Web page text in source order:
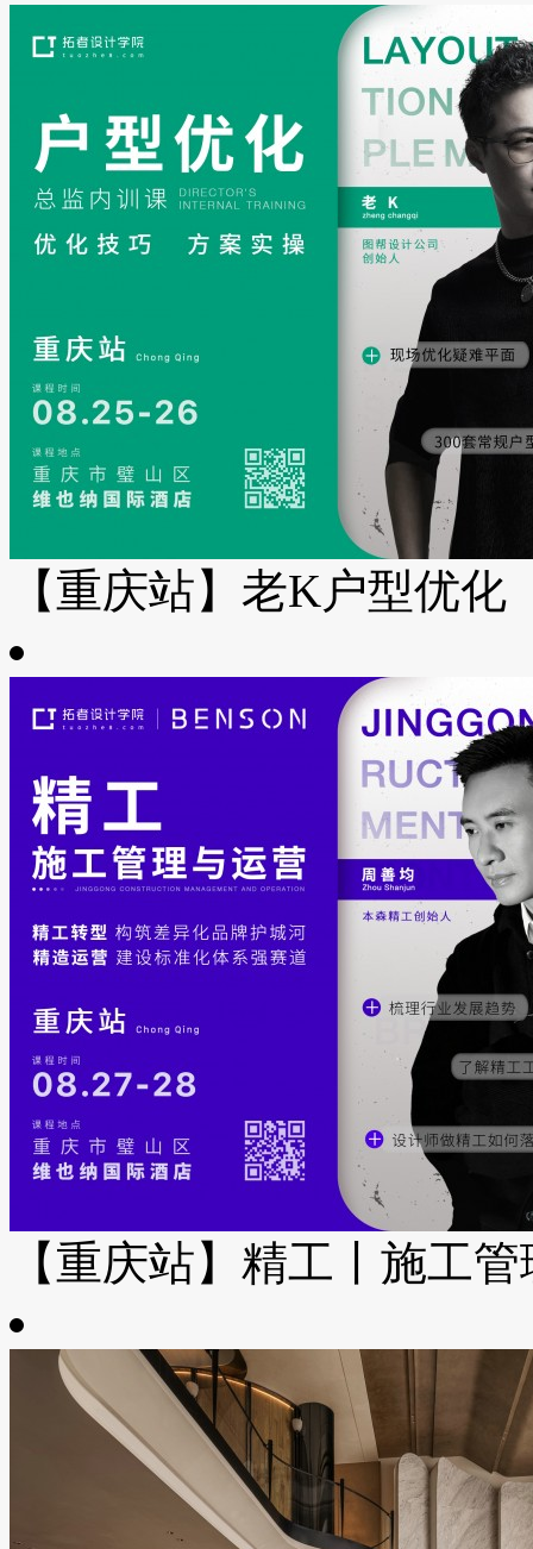
【重庆站】老K户型优化
【重庆站】精工丨施工管